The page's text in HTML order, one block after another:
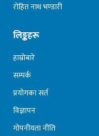
रोहित नाथ भण्डारी
लिङ्कहरू
हाम्रोबारे
सम्पर्क
प्रयोगका सर्त
विज्ञापन
गोपनीयता नीति